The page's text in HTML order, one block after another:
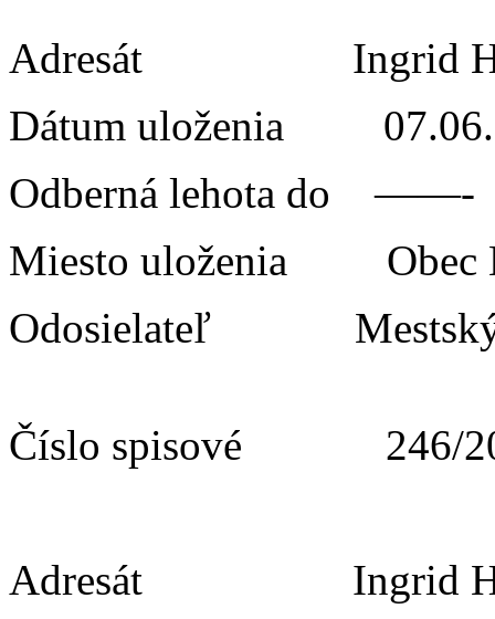
Adresát Ingrid
Dátum uloženia
Odberná lehota do
Miesto uloženia
Odosielateľ Mestský
Číslo spisové 246/
Adresát Ingrid